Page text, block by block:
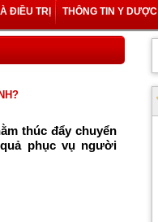
ĐIỀU TRỊ THÔNG TIN Y DƯỢC
thúc đẩy chuyển
phục vụ người